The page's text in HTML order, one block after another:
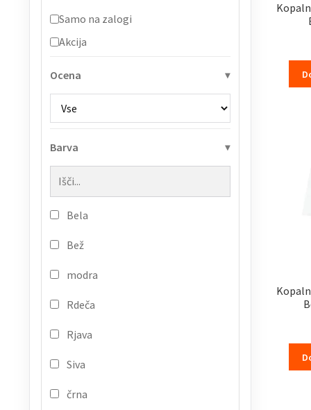
Samo na zalogi
Akcija
Ocena
Barva
Bela
Bež
modra
Rdeča
Rjava
Siva
črna